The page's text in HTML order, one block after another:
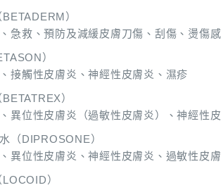
）
急救、預防及減緩皮膚刀傷、刮傷、燙傷
）
接觸性皮膚炎、神經性皮膚炎、濕疹
）
異位性皮膚炎（過敏性皮膚炎）、神經性
（DIPROSONE）
異位性皮膚炎、神經性皮膚炎、過敏性皮
）